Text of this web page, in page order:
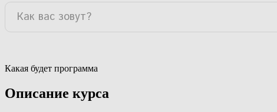
Какая будет программа
Описание курса